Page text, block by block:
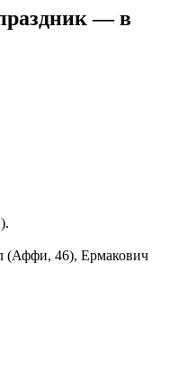
— в
(Аффи, 46), Ермакович